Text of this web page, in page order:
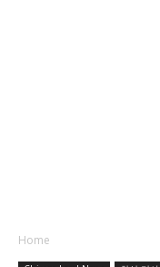
Home